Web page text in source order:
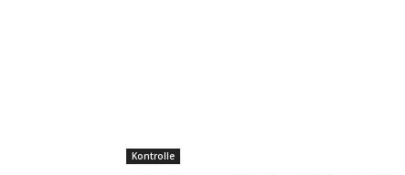
Kontrolle